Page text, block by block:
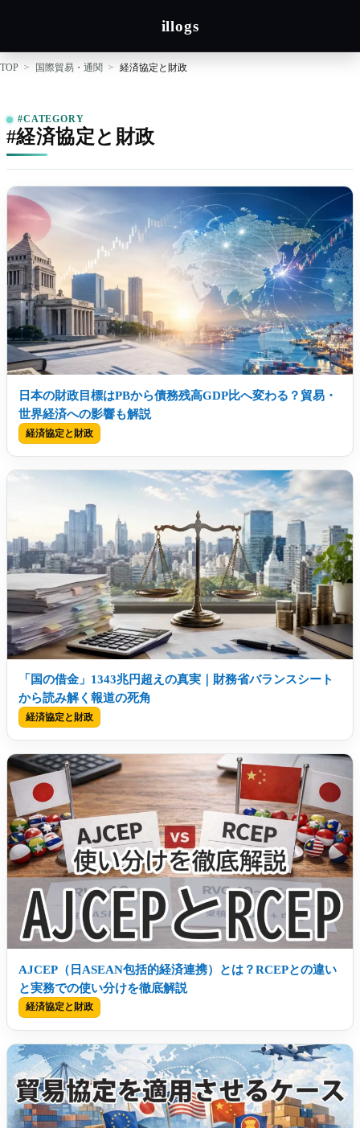
illogs
TOP 国際貿易・通関 経済協定と財政
#CATEGORY
#経済協定と財政
日本の財政目標はPBから債務残高GDP比へ変わる？貿易・
世界経済への影響も解説
経済協定と財政
「国の借金」1343兆円超えの真実｜財務省バランスシート
から読み解く報道の死角
経済協定と財政
AJCEP（日ASEAN包括的経済連携）とは？RCEPとの違い
と実務での使い分けを徹底解説
経済協定と財政